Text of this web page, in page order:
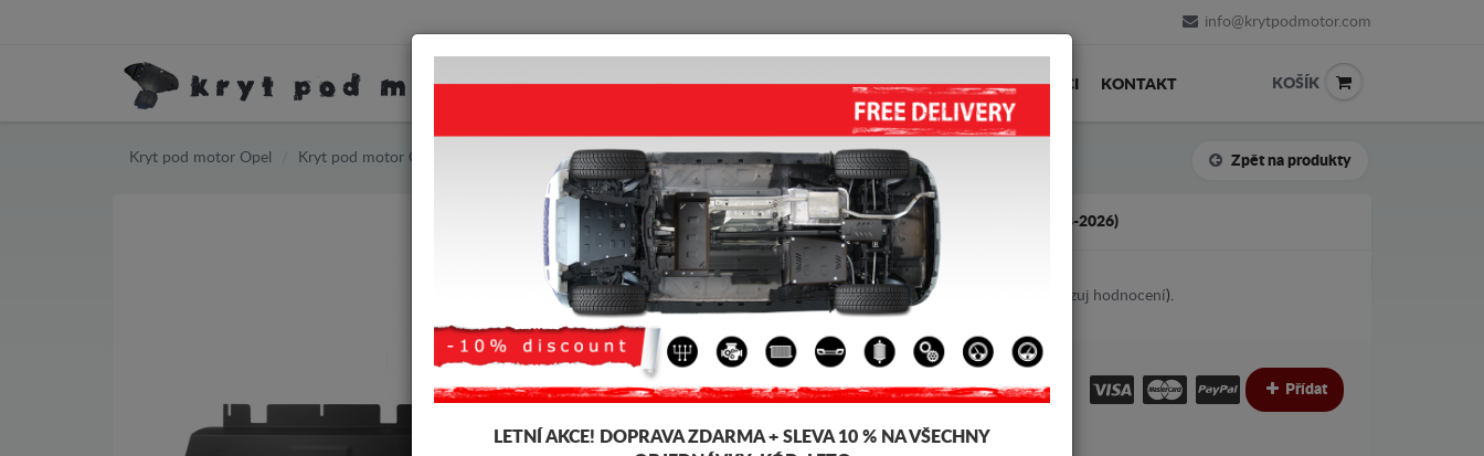
info@krytpodmotor.com
KRYT POD MOTOR HOME DOPRAVA FEEDBACK PRODEJCI KONTAKT KOŠÍK
Kryt pod motor Opel Kryt pod motor Opel Combo Zpět na produkty
KRYT POD MOTOR OPEL COMBO E (2018-2026)
5.00 out of5stars based on Ukazuj hodnocení).
Kód výrobku: 17.130
195 €
188€ Přídat
LETNÍ AKCE! DOPRAVA ZDARMA + SLEVA 10 % NA VŠECHNY